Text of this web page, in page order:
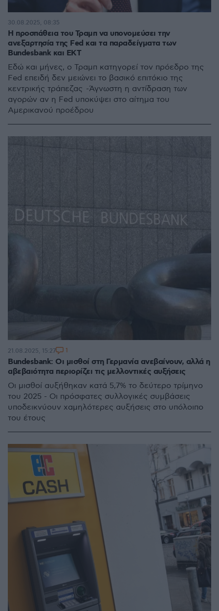
Η προσπάθεια του Τραμπ να υπονομεύσει την
ανεξαρτησία της Fed και τα παραδείγματα των
Bundesbank και EKT
Εδώ και μήνες, ο Τραμπ κατηγορεί τον πρόεδρο της
Fed επειδή δεν μειώνει το βασικό επιτόκιο της
κεντρικής τράπεζας -Άγνωστη η αντίδραση των
αγορών αν η Fed υποκύψει στο αίτημα του
Αμερικανού προέδρου
30.08.2025, 08:35
Bundesbank: Οι μισθοί στη Γερμανία ανεβαίνουν, αλλά η
αβεβαιότητα περιορίζει τις μελλοντικές αυξήσεις
Οι μισθοί αυξήθηκαν κατά 5,7% το δεύτερο τρίμηνο
του 2025 - Οι πρόσφατες συλλογικές συμβάσεις
υποδεικνύουν χαμηλότερες αυξήσεις στο υπόλοιπο
του έτους
21.08.2025, 15:27 1